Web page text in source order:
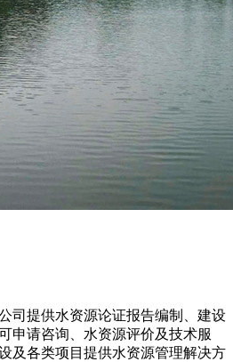
司提供水资源论证报告编制、建设
申请咨询、水资源评价及技术服
及各类项目提供水资源管理解决方